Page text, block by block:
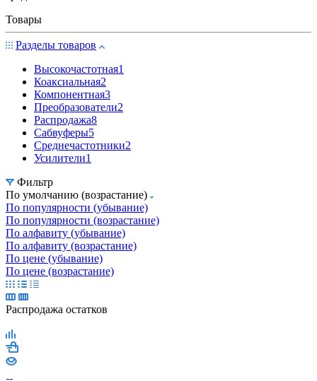
Товары
Разделы товаров
Высокочастотная1
Коаксиальная2
Компонентная3
Преобразователи2
Распродажа8
Сабвуферы5
Среднечастотники2
Усилители1
Фильтр
По умолчанию (возрастание)
По популярности (убывание)
По популярности (возрастание)
По алфавиту (убывание)
По алфавиту (возрастание)
По цене (убывание)
По цене (возрастание)
Распродажа остатков